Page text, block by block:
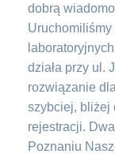
dobrą
działa przy ul.
rozwiązanie
szybciej, bliżej
rejestracji.
Poznaniu